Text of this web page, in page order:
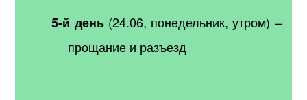
5-й день(24.06, понедельник, утром) –
прощание и разъезд